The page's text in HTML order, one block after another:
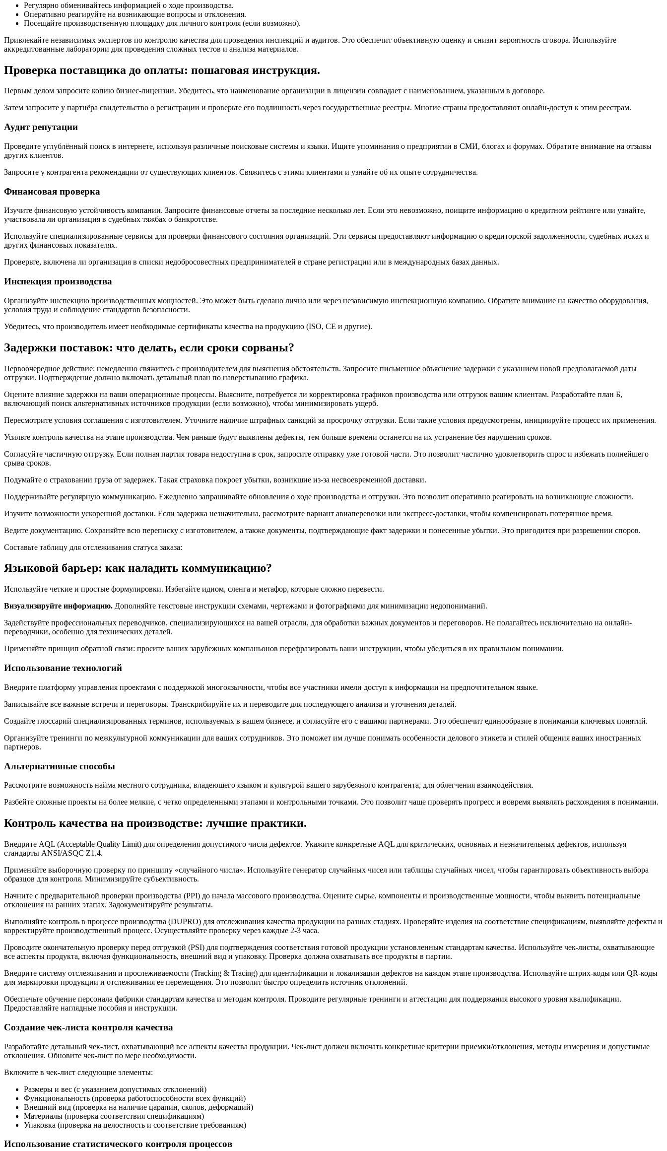
Регулярно обменивайтесь информацией о ходе производства.
Оперативно реагируйте на возникающие вопросы и отклонения.
Посещайте производственную площадку для личного контроля (если возможно).
Привлекайте независимых экспертов по контролю качества для проведения инспекций и аудитов. Это обеспечит объективную оценку и снизит вероятность сговора. Используйте
аккредитованные лаборатории для проведения сложных тестов и анализа материалов.
Проверка поставщика до оплаты: пошаговая инструкция.
Первым делом запросите копию бизнес-лицензии. Убедитесь, что наименование организации в лицензии совпадает с наименованием, указанным в договоре.
Затем запросите у партнёра свидетельство о регистрации и проверьте его подлинность через государственные реестры. Многие страны предоставляют онлайн-доступ к этим реестрам.
Аудит репутации
Проведите углублённый поиск в интернете, используя различные поисковые системы и языки. Ищите упоминания о предприятии в СМИ, блогах и форумах. Обратите внимание на отзывы
других клиентов.
Запросите у контрагента рекомендации от существующих клиентов. Свяжитесь с этими клиентами и узнайте об их опыте сотрудничества.
Финансовая проверка
Изучите финансовую устойчивость компании. Запросите финансовые отчеты за последние несколько лет. Если это невозможно, поищите информацию о кредитном рейтинге или узнайте,
участвовала ли организация в судебных тяжбах о банкротстве.
Используйте специализированные сервисы для проверки финансового состояния организаций. Эти сервисы предоставляют информацию о кредиторской задолженности, судебных исках и
других финансовых показателях.
Проверьте, включена ли организация в списки недобросовестных предпринимателей в стране регистрации или в международных базах данных.
Инспекция производства
Организуйте инспекцию производственных мощностей. Это может быть сделано лично или через независимую инспекционную компанию. Обратите внимание на качество оборудования,
условия труда и соблюдение стандартов безопасности.
Убедитесь, что производитель имеет необходимые сертификаты качества на продукцию (ISO, CE и другие).
Задержки поставок: что делать, если сроки сорваны?
Первоочередное действие: немедленно свяжитесь с производителем для выяснения обстоятельств. Запросите письменное объяснение задержки с указанием новой предполагаемой даты
отгрузки. Подтверждение должно включать детальный план по наверстыванию графика.
Оцените влияние задержки на ваши операционные процессы. Выясните, потребуется ли корректировка графиков производства или отгрузок вашим клиентам. Разработайте план Б,
включающий поиск альтернативных источников продукции (если возможно), чтобы минимизировать ущерб.
Пересмотрите условия соглашения с изготовителем. Уточните наличие штрафных санкций за просрочку отгрузки. Если такие условия предусмотрены, инициируйте процесс их применения.
Усильте контроль качества на этапе производства. Чем раньше будут выявлены дефекты, тем больше времени останется на их устранение без нарушения сроков.
Согласуйте частичную отгрузку. Если полная партия товара недоступна в срок, запросите отправку уже готовой части. Это позволит частично удовлетворить спрос и избежать полнейшего
срыва сроков.
Подумайте о страховании груза от задержек. Такая страховка покроет убытки, возникшие из-за несвоевременной доставки.
Поддерживайте регулярную коммуникацию. Ежедневно запрашивайте обновления о ходе производства и отгрузки. Это позволит оперативно реагировать на возникающие сложности.
Изучите возможности ускоренной доставки. Если задержка незначительна, рассмотрите вариант авиаперевозки или экспресс-доставки, чтобы компенсировать потерянное время.
Ведите документацию. Сохраняйте всю переписку с изготовителем, а также документы, подтверждающие факт задержки и понесенные убытки. Это пригодится при разрешении споров.
Составьте таблицу для отслеживания статуса заказа:
Языковой барьер: как наладить коммуникацию?
Используйте четкие и простые формулировки. Избегайте идиом, сленга и метафор, которые сложно перевести.
Визуализируйте информацию. Дополняйте текстовые инструкции схемами, чертежами и фотографиями для минимизации недопониманий.
Задействуйте профессиональных переводчиков, специализирующихся на вашей отрасли, для обработки важных документов и переговоров. Не полагайтесь исключительно на онлайн-
переводчики, особенно для технических деталей.
Применяйте принцип обратной связи: просите ваших зарубежных компаньонов перефразировать ваши инструкции, чтобы убедиться в их правильном понимании.
Использование технологий
Внедрите платформу управления проектами с поддержкой многоязычности, чтобы все участники имели доступ к информации на предпочтительном языке.
Записывайте все важные встречи и переговоры. Транскрибируйте их и переводите для последующего анализа и уточнения деталей.
Создайте глоссарий специализированных терминов, используемых в вашем бизнесе, и согласуйте его с вашими партнерами. Это обеспечит единообразие в понимании ключевых понятий.
Организуйте тренинги по межкультурной коммуникации для ваших сотрудников. Это поможет им лучше понимать особенности делового этикета и стилей общения ваших иностранных
партнеров.
Альтернативные способы
Рассмотрите возможность найма местного сотрудника, владеющего языком и культурой вашего зарубежного контрагента, для облегчения взаимодействия.
Разбейте сложные проекты на более мелкие, с четко определенными этапами и контрольными точками. Это позволит чаще проверять прогресс и вовремя выявлять расхождения в понимании.
Контроль качества на производстве: лучшие практики.
Внедрите AQL (Acceptable Quality Limit) для определения допустимого числа дефектов. Укажите конкретные AQL для критических, основных и незначительных дефектов, используя
стандарты ANSI/ASQC Z1.4.
Применяйте выборочную проверку по принципу «случайного числа». Используйте генератор случайных чисел или таблицы случайных чисел, чтобы гарантировать объективность выбора
образцов для контроля. Минимизируйте субъективность.
Начните с предварительной проверки производства (PPI) до начала массового производства. Оцените сырье, компоненты и производственные мощности, чтобы выявить потенциальные
отклонения на ранних этапах. Задокументируйте результаты.
Выполняйте контроль в процессе производства (DUPRO) для отслеживания качества продукции на разных стадиях. Проверяйте изделия на соответствие спецификациям, выявляйте дефекты и
корректируйте производственный процесс. Осуществляйте проверку через каждые 2-3 часа.
Проводите окончательную проверку перед отгрузкой (PSI) для подтверждения соответствия готовой продукции установленным стандартам качества. Используйте чек-листы, охватывающие
все аспекты продукта, включая функциональность, внешний вид и упаковку. Проверка должна охватывать все продукты в партии.
Внедрите систему отслеживания и прослеживаемости (Tracking & Tracing) для идентификации и локализации дефектов на каждом этапе производства. Используйте штрих-коды или QR-коды
для маркировки продукции и отслеживания ее перемещения. Это позволит быстро определить источник отклонений.
Обеспечьте обучение персонала фабрики стандартам качества и методам контроля. Проводите регулярные тренинги и аттестации для поддержания высокого уровня квалификации.
Предоставляйте наглядные пособия и инструкции.
Создание чек-листа контроля качества
Разработайте детальный чек-лист, охватывающий все аспекты качества продукции. Чек-лист должен включать конкретные критерии приемки/отклонения, методы измерения и допустимые
отклонения. Обновите чек-лист по мере необходимости.
Включите в чек-лист следующие элементы:
Размеры и вес (с указанием допустимых отклонений)
Функциональность (проверка работоспособности всех функций)
Внешний вид (проверка на наличие царапин, сколов, деформаций)
Материалы (проверка соответствия спецификациям)
Упаковка (проверка на целостность и соответствие требованиям)
Использование статистического контроля процессов